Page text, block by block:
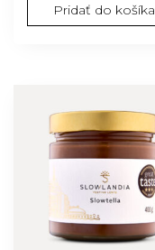
Pridať do košíka